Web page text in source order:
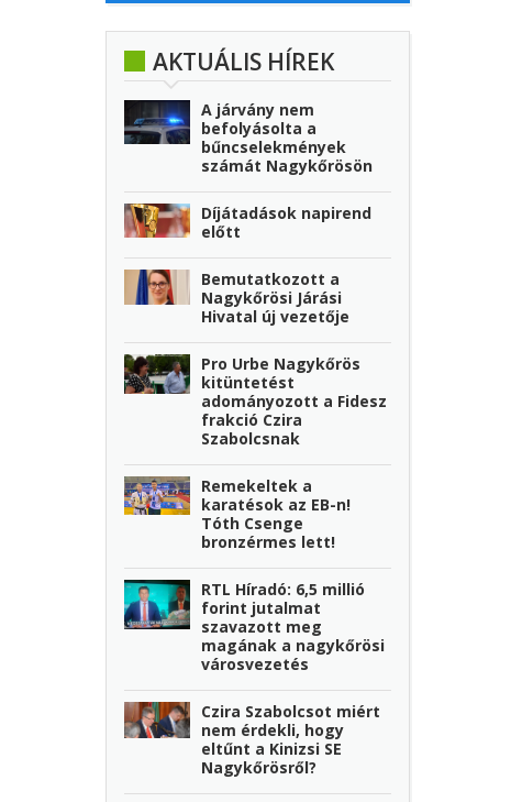
AKTUÁLIS HÍREK
A járvány nem
befolyásolta a
bűncselekmények
számát Nagykőrösön
Díjátadások napirend
előtt
Bemutatkozott a
Nagykőrösi Járási
Hivatal új vezetője
Pro Urbe Nagykőrös
kitüntetést
adományozott a Fidesz
frakció Czira
Szabolcsnak
Remekeltek a
karatésok az EB-n!
Tóth Csenge
bronzérmes lett!
RTL Híradó: 6,5 millió
forint jutalmat
szavazott meg
magának a nagykőrösi
városvezetés
Czira Szabolcsot miért
nem érdekli, hogy
eltűnt a Kinizsi SE
Nagykőrösről?